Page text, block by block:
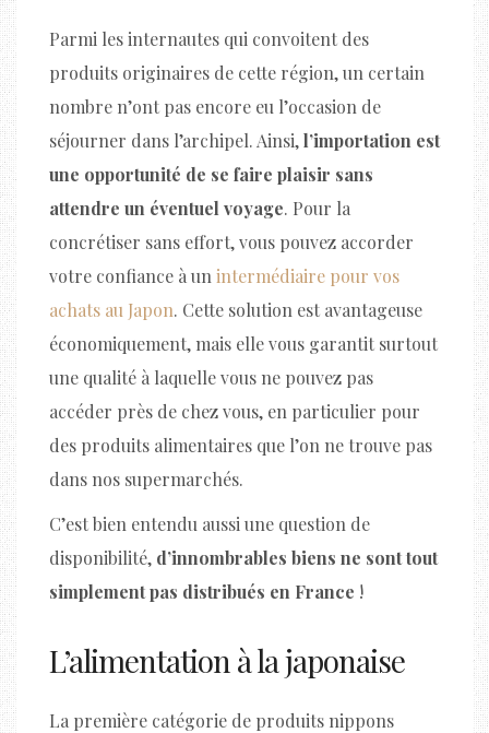
Parmi les internautes qui convoitent des
produits originaires de cette région, un certain
nombre n’ont pas encore eu l’occasion de
séjourner dans l’archipel. Ainsi,l’importation est
une opportunité de se faire plaisir sans
attendre un éventuel voyage. Pour la
concrétiser sans effort, vous pouvez accorder
votre confiance à un intermédiaire pour vos
achats au Japon. Cette solution est avantageuse
économiquement, mais elle vous garantit surtout
une qualité à laquelle vous ne pouvez pas
accéder près de chez vous, en particulier pour
des produits alimentaires que l’on ne trouve pas
dans nos supermarchés.
C’est bien entendu aussi une question de
disponibilité, d’innombrables biens ne sont tout
simplement pas distribués en France !
L’alimentation à la japonaise
La première catégorie de produits nippons